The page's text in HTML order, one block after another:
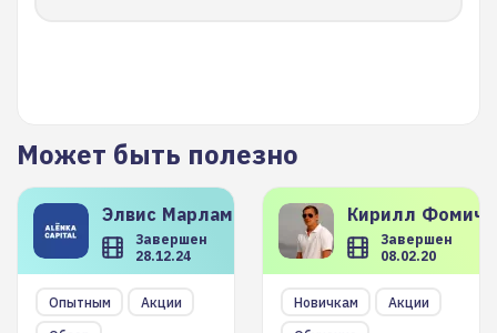
Может быть полезно
Элвис Марламов
Завершен
28.12.24
Опытным
Акции
Кирилл
Завершен
08.02.20
Новичкам
Акции